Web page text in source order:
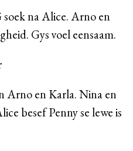
na Alice. Arno en
Gys voel eensaam.
Arno en Karla. Nina en
besef Penny se lewe is